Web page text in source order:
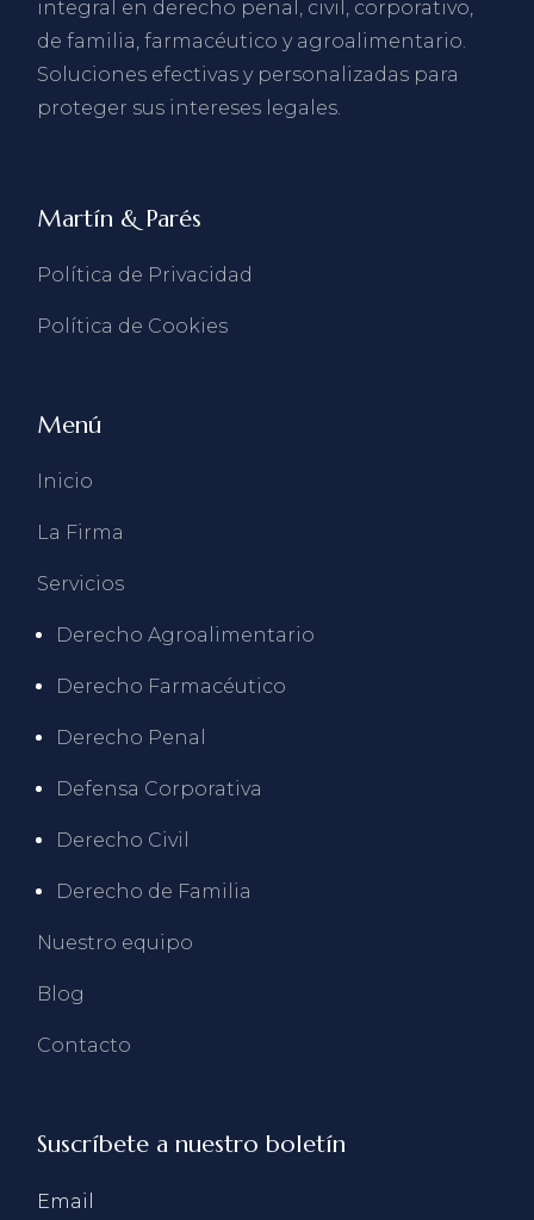
integral en derecho penal, civil, corporativo,
de familia, farmacéutico y agroalimentario.
Soluciones efectivas y personalizadas para
proteger sus intereses legales.
Martín & Parés
Política de Privacidad
Política de Cookies
Menú
Inicio
La Firma
Servicios
Derecho Agroalimentario
Derecho Farmacéutico
Derecho Penal
Defensa Corporativa
Derecho Civil
Derecho de Familia
Nuestro equipo
Blog
Contacto
Suscríbete a nuestro boletín